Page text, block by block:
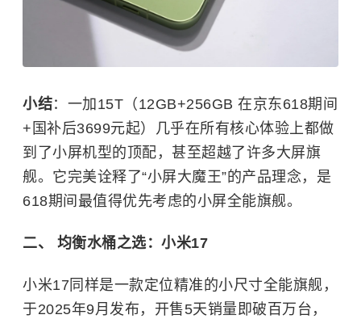
小结：一加15T（12GB+256GB 在京东618期间
+国补后3699元起）几乎在所有核心体验上都做
到了小屏机型的顶配，甚至超越了许多大屏旗
舰。它完美诠释了“小屏大魔王”的产品理念，是
618期间最值得优先考虑的小屏全能旗舰。
二、 均衡水桶之选：小米17
小米17同样是一款定位精准的小尺寸全能旗舰，
于2025年9月发布，开售5天销量即破百万台，